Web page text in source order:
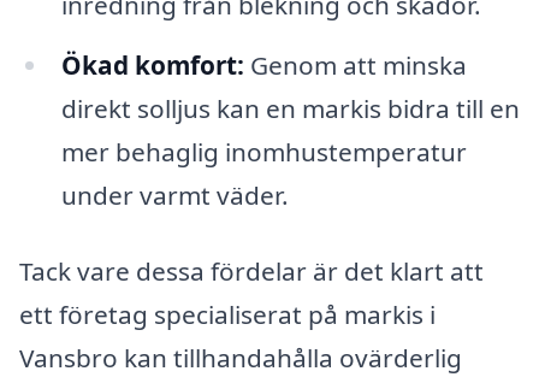
Ökad komfort: Genom att minska
direkt solljus kan en markis bidra till en
mer behaglig inomhustemperatur
under varmt väder.
Tack vare dessa fördelar är det klart att
ett företag specialiserat på markis i
Vansbro kan tillhandahålla ovärderlig